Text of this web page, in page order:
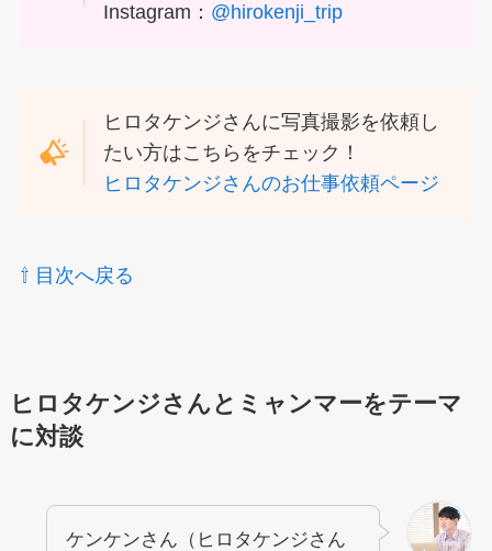
Instagram： @hirokenji_trip
ヒロタケンジさんに写真撮影を依頼し
たい方はこちらをチェック！
ヒロタケンジさんのお仕事依頼ページ
⇧ 目次へ戻る
ヒロタケンジさんとミャンマーをテーマ
に対談
ケンケンさん（ヒロタケンジさん